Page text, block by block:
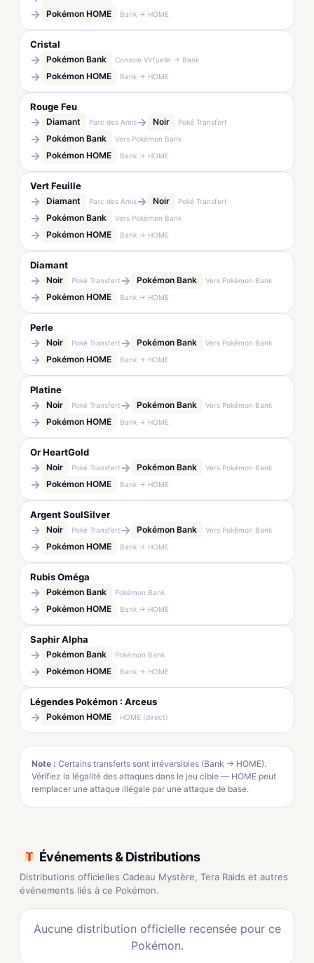
→ Pokémon HOME Bank → HOME
Cristal
→ Pokémon Bank Console Virtuelle → Bank
→ Pokémon HOME Bank → HOME
Rouge Feu
→ Diamant Parc des Amis→ Noir Poké Transfert
→ Pokémon Bank Vers Pokémon Bank
→ Pokémon HOME Bank → HOME
Vert Feuille
→ Diamant Parc des Amis→ Noir Poké Transfert
→ Pokémon Bank Vers Pokémon Bank
→ Pokémon HOME Bank → HOME
Diamant
→ Noir Poké Transfert → Pokémon Bank Vers Pokémon Bank
→ Pokémon HOME Bank → HOME
Perle
→ Noir Poké Transfert → Pokémon Bank Vers Pokémon Bank
→ Pokémon HOME Bank → HOME
Platine
→ Noir Poké Transfert → Pokémon Bank Vers Pokémon Bank
→ Pokémon HOME Bank → HOME
Or HeartGold
→ Noir Poké Transfert → Pokémon Bank Vers Pokémon Bank
→ Pokémon HOME Bank → HOME
Argent SoulSilver
→ Noir Poké Transfert → Pokémon Bank Vers Pokémon Bank
→ Pokémon HOME Bank → HOME
Rubis Oméga
→ Pokémon Bank Pokémon Bank
→ Pokémon HOME Bank → HOME
Saphir Alpha
→ Pokémon Bank Pokémon Bank
→ Pokémon HOME Bank → HOME
Légendes Pokémon : Arceus
→ Pokémon HOME HOME (direct)
Note : Certains transferts sont irréversibles (Bank → HOME).
Vérifiez la légalité des attaques dans le jeu cible — HOME peut
remplacer une attaque illégale par une attaque de base.
Événements & Distributions
Distributions officielles Cadeau Mystère, Tera Raids et autres
événements liés à ce Pokémon.
Aucune distribution officielle recensée pour ce
Pokémon.